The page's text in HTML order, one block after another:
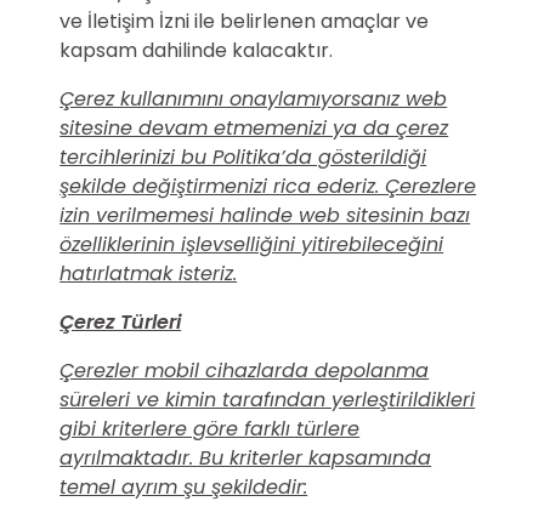
ve İletişim İzni ile belirlenen amaçlar ve
kapsam dahilinde kalacaktır.
Çerez kullanımını onaylamıyorsanız web
sitesine devam etmemenizi ya da çerez
tercihlerinizi bu Politika’da gösterildiği
şekilde değiştirmenizi rica ederiz. Çerezlere
izin verilmemesi halinde web sitesinin bazı
özelliklerinin işlevselliğini yitirebileceğini
hatırlatmak isteriz.
Çerez Türleri
Çerezler mobil cihazlarda depolanma
süreleri ve kimin tarafından yerleştirildikleri
gibi kriterlere göre farklı türlere
ayrılmaktadır. Bu kriterler kapsamında
temel ayrım şu şekildedir: